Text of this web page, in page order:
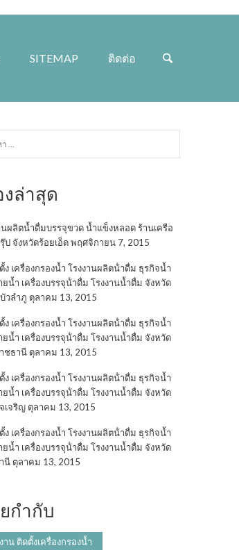
SITEMAP ติดต่อ
งล่าสุด
นผลิตน้ำดื่มบรรจุขวด น้ำแข็งหลอด ร้านเครือ
ป จังหวัดร้อยเอ็ดพฤศจิกายน 7, 2015
ง เครื่องกรองน้ำ โรงงานผลิตน้ําดื่ม ธุรกิจน้ำ
น้ำ เครื่องบรรจุน้ําดื่ม โรงงานน้ำดื่ม จังหวัด
วลำภู ตุลาคม 13, 2015
ง เครื่องกรองน้ำ โรงงานผลิตน้ําดื่ม ธุรกิจน้ำ
น้ำ เครื่องบรรจุน้ําดื่ม โรงงานน้ำดื่ม จังหวัด
ชธานี ตุลาคม 13, 2015
ง เครื่องกรองน้ำ โรงงานผลิตน้ําดื่ม ธุรกิจน้ำ
น้ำ เครื่องบรรจุน้ําดื่ม โรงงานน้ำดื่ม จังหวัด
เจริญ ตุลาคม 13, 2015
ง เครื่องกรองน้ำ โรงงานผลิตน้ําดื่ม ธุรกิจน้ำ
น้ำ เครื่องบรรจุน้ําดื่ม โรงงานน้ำดื่ม จังหวัด
นี ตุลาคม 13, 2015
กำกับ
าน ติดตั้งเครื่องกรองน้ำ